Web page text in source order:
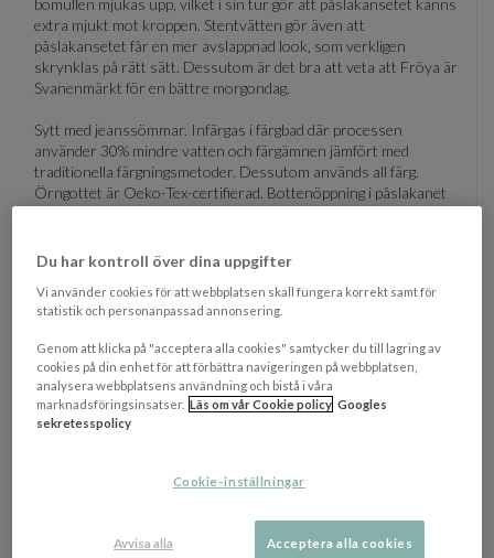
extra mjukt mot kroppen. Stentvätten gör även att
påslakansetet får en mer avslappnad look, som verkligen
skrynklas på rätt sätt. Dessutom är det bra att veta att Fröya är
Svanenmärkt för en bättre morgondag.
Sytt med jeanssömmar. Infärgas i färgbad där processen
använder 30% mindre vatten och färgämnen jämfört med
traditionella färgningsmetoder. Dessutom används all färg.
Örngottet är Oeko-Tex-certifierad. Bottenöppning i påslakanet
Finns i storlekarna
2-del: 1x Enkel påslakan (150x210cm) + 1x örngott
(50x60cm)
(50x60cm)
Tvättråd:Høies sängkläder kan tvättas i 60 grader. Generellt
bör sängkläderna tvättas tillsammans med liknande färger och
OM VARUMÄRKET
Du har kontroll över dina uppgifter
Vi använder cookies för att webbplatsen skall fungera korrekt samt för
statistik och personanpassad annonsering.
Genom att klicka på "acceptera alla cookies" samtycker du till lagring av
cookies på din enhet för att förbättra navigeringen på webbplatsen,
analysera webbplatsens användning och bistå i våra
marknadsföringsinsatser. Läs om vår Cookie policy Googles
sekretesspolicy
Cookie-inställningar
Avvisa alla Acceptera alla cookies